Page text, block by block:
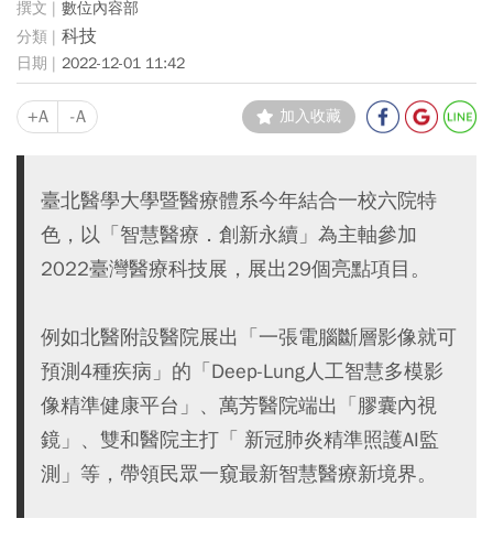
數位內容部
科技
2022-12-01 11:42
+A -A 加入收藏
臺北醫學大學暨醫療體系今年結合一校六院特
色，以「智慧醫療．創新永續」為主軸參加
2022臺灣醫療科技展，展出29個亮點項目。
例如北醫附設醫院展出「一張電腦斷層影像就可
預測4種疾病」的「Deep-Lung人工智慧多模影
像精準健康平台」、萬芳醫院端出「膠囊內視
鏡」、雙和醫院主打「 新冠肺炎精準照護AI監
測」等，帶領民眾一窺最新智慧醫療新境界。